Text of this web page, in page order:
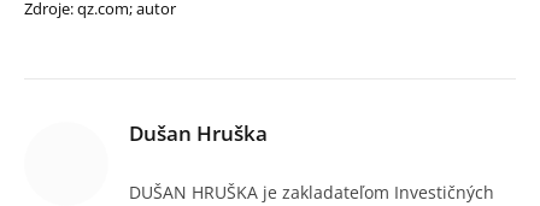
Zdroje: qz.com; autor
Dušan Hruška
DUŠAN HRUŠKA je zakladateľom Investičných